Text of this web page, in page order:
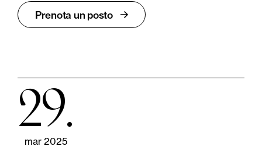
Prenota un posto
29
mar 2025